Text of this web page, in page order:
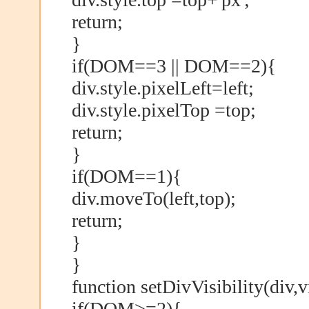
return;
}
if(DOM==3 || DOM==2){
div.style.pixelLeft=left;
div.style.pixelTop =top;
return;
}
if(DOM==1){
div.moveTo(left,top);
return;
}
}
function